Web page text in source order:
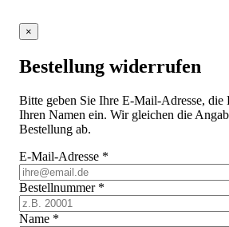
×
Bestellung widerrufen
Bitte geben Sie Ihre E-Mail-Adresse, die
Ihren Namen ein. Wir gleichen die
Bestellung ab.
E-Mail-Adresse *
Bestellnummer *
Name *